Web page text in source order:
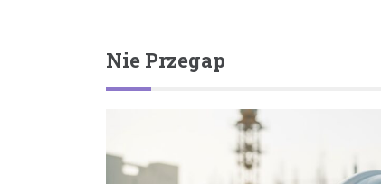
Nie Przegap